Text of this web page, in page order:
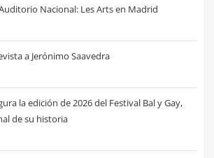
Nacional: Les Arts en Madrid
a Jerónimo Saavedra
la edición de 2026 del Festival Bal y Gay,
de su historia